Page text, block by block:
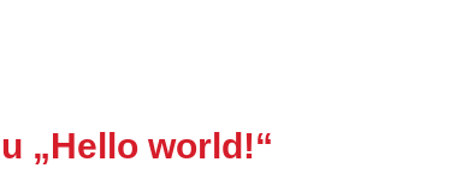
„Hello world!“